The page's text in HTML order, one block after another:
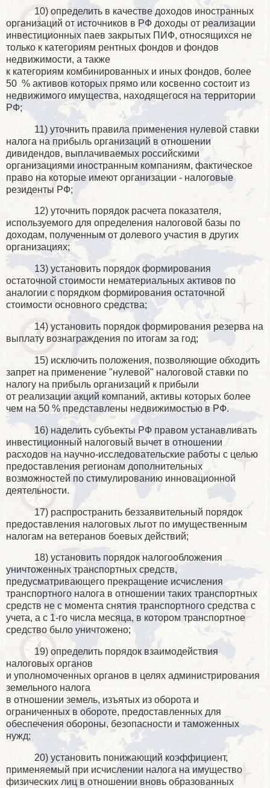
10) определить в качестве доходов иностранных
организаций от источников в РФ доходы от реализации
инвестиционных паев закрытых ПИФ, относящихся не
только к категориям рентных фондов и фондов
недвижимости, а также
к категориям комбинированных и иных фондов, более
50 % активов которых прямо или косвенно состоит из
недвижимого имущества, находящегося на территории
РФ;
11) уточнить правила применения нулевой ставки
налога на прибыль организаций в отношении
дивидендов, выплачиваемых российскими
организациями иностранным компаниям, фактическое
право на которые имеют организации - налоговые
резиденты РФ;
12) уточнить порядок расчета показателя,
используемого для определения налоговой базы по
доходам, полученным от долевого участия в других
организациях;
13) установить порядок формирования
остаточной стоимости нематериальных активов по
аналогии с порядком формирования остаточной
стоимости основного средства;
14) установить порядок формирования резерва на
выплату вознаграждения по итогам за год;
15) исключить положения, позволяющие обходить
запрет на применение "нулевой" налоговой ставки по
налогу на прибыль организаций к прибыли
от реализации акций компаний, активы которых более
чем на 50 % представлены недвижимостью в РФ.
16) наделить субъекты РФ правом устанавливать
инвестиционный налоговый вычет в отношении
расходов на научно-исследовательские работы с целью
предоставления регионам дополнительных
возможностей по стимулированию инновационной
деятельности.
17) распространить беззаявительный порядок
предоставления налоговых льгот по имущественным
налогам на ветеранов боевых действий;
18) установить порядок налогообложения
уничтоженных транспортных средств,
предусматривающего прекращение исчисления
транспортного налога в отношении таких транспортных
средств не с момента снятия транспортного средства с
учета, а с 1-го числа месяца, в котором транспортное
средство было уничтожено;
19) определить порядок взаимодействия
налоговых органов
и уполномоченных органов в целях администрирования
земельного налога
в отношении земель, изъятых из оборота и
ограниченных в обороте, предоставленных для
обеспечения обороны, безопасности и таможенных
нужд;
20) установить понижающий коэффициент,
применяемый при исчислении налога на имущество
физических лиц в отношении вновь образованных